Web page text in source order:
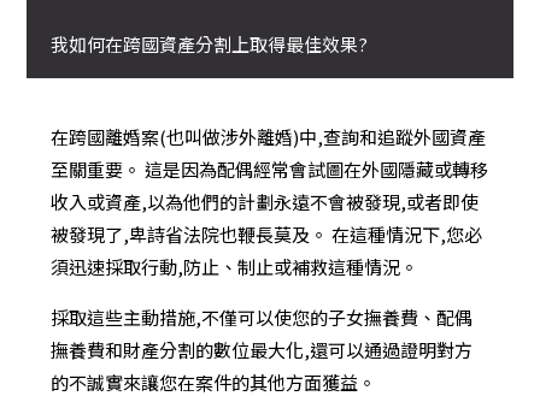
我如何在跨國資產分割上取得最佳效果?
在跨國離婚案(也叫做涉外離婚)中,查詢和追蹤外國資產
至關重要。 這是因為配偶經常會試圖在外國隱藏或轉移
收入或資產,以為他們的計劃永遠不會被發現,或者即使
被發現了,卑詩省法院也鞭長莫及。 在這種情況下,您必
須迅速採取行動,防止、制止或補救這種情況。
採取這些主動措施,不僅可以使您的子女撫養費、配偶
撫養費和財產分割的數位最大化,還可以通過證明對方
的不誠實來讓您在案件的其他方面獲益。